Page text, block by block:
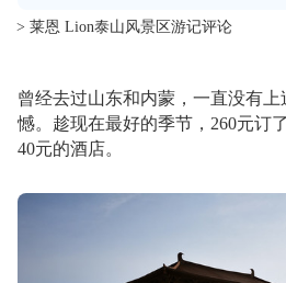
> 莱恩 Lion泰山风景区游记评论
曾经去过山东和内蒙，一直没有
憾。趁现在最好的季节，260元订
40元的酒店。